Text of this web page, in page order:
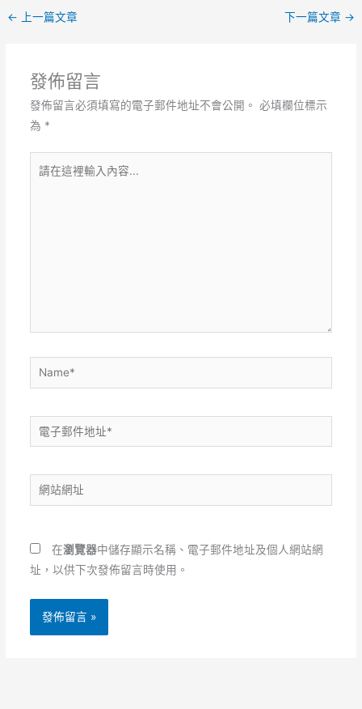
← 上一篇文章 下一篇文章 →
發佈留言
發佈留言必須填寫的電子郵件地址不會公開。 必填欄位標示
為 *
Name*
電
子
件
地
*
站
址
在瀏覽器中儲存顯示名稱、電子郵件地址及個人網站網
址，以供下次發佈留言時使用。